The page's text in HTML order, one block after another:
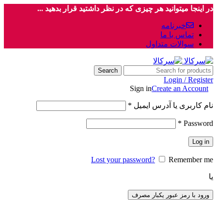
در اینجا میتوانید هر چیزی که در نظر داشتید قرار بدهید ...
خبرنامه
تماس با ما
سوالات متداول
Search
Login / Register
Sign inCreate an Account
نام کاربری یا آدرس ایمیل *
Password
*
Log in
Lost your password? Remember me
یا
ورود با رمز عبور یکبار مصرف